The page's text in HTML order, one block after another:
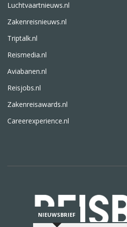
Luchtvaartnieuws.nl
Zakenreisnieuws.nl
Triptalk.nl
Reismedia.nl
Aviabanen.nl
Reisjobs.nl
Zakenreisawards.nl
Careerexperience.nl
NIEUWSBRIEF